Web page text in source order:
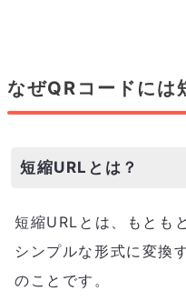
なぜQRコードには
短縮URLとは？
短縮URLとは、もとも
シンプルな形式に変換
のことです。